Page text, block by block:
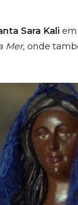
Sara Kali
Mer, onde